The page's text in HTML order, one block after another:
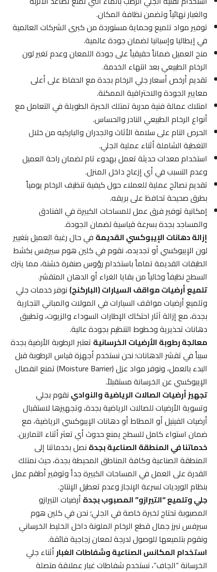
والغبار نهائياً وتضمن نظافة المكان.
توفير مواد تلميع وحماية مستوردة من كبرى الشركات العالمية
في إيطاليا وإسبانيا لضمان جودة عالمية.
منح العميل ضماناً حقيقياً على جودة اللمعان وعدم تغير لون
الرخام الطبيعي بعد انتهاء الخدمة.
تقديم أرخص أسعار جلي الرخام بجدة مع الحفاظ على أعلى
معايير الجودة والاحترافية الممكنة.
امتلاك عمالة فنية مدربة تمتلك الخبرة الطويلة في التعامل مع
أنواع الرخام الطبيعي النادر والحساس.
الحرص التام على سلامة الأثاث والجدران والباركيه من خلال
التغطية الشاملة أثناء عملية الجلي.
استخدام معدات حديثة تعمل بهدوء تام لضمان راحة العميل
وعدم التسبب في أي إزعاج داخل المنزل.
تقديم نصائح عملية للعملاء حول كيفية تنظيف الرخام يومياً
بطرق صحيحة تحافظ على بريقه.
إمكانية توفير فرق عمل للمساحات الكبيرة في الفنادق
والمساجد بجدة بسرعة قياسية لضمان الجودة.
إزالة دهانات الإيبوكسي القديمةفي حال رغبة العميل بتغيير
لون الإيبوكسي أو تجديده، نقوم في كلين هوم سيرفس بكشط
الطبقات القديمة تماماً باستخدام رؤوس صنفرة خشنة، مما يترك
السطح نظيفاً وخالياً من بقايا الغراء أو الدهان المتقشر.
تلميع أرضيات مواقف السيارات (الباركنج)نوفر خدمات جلي
وتلميع أرضيات مواقف السيارات في المولات والمباني التجارية
بجدة، مع إزالة آثار احتكاك الإطارات السوداء والزيوت، وتطبيق
دهانات تحذيرية وخطوط التنظيم بجودة عالية.
معالجة رطوبة الأرضيات الخرسانيةتعتبر الرطوبة الأرضية بجدة
سبباً في تقشر الدهانات؛ نحن نستخدم أجهزة قياس الرطوبة قبل
البدء بالعمل، ونوفر مواد عزل (Moisture Barrier) تمنع انفصال
الإيبوكسي عن الخرسانة مستقبلاً.
تجهيز أرضيات الصالات الرياضية والنوادينقوم بجلي
وتسوية الأرضيات للصالات الرياضية بجدة، وتجهيزها لاستقبال
أرضيات الفينيل أو المطاط أو دهانات الإيبوكسي الرياضية، مع
ضمان استواء كامل للسطح يمنع حدوث أي تعثر أثناء التمارين.
خدماتنا في المنطقة الصناعية بجدةنصل بخدماتنا إلى
المنطقة الصناعية وكافة المناطق المحيطة بجدة، حيث نمتلك
القدرة على العمل في المساحات الكبيرة جداً وتوفير أطقم عمل
بنظام الورديات لسرعة الإنجاز وعدم تعطيل الإنتاج.
جلي وتلميع “التيرازو” المصبوب بجدةأرضيات التيرازو
المصبوبة تحتاج لخبرة خاصة في الجلي؛ نحن في كلين هوم
سيرفس نبرز جمال قطع الرخام الملونة داخل الخليط الخرساني
ونقوم بتلميعها للوصول لدرجة لمعان زجاجية فائقة.
استخدام المكانس الصناعية وشفاطات الغبارأثناء جلي
الخرسانة “الجاف”، نستخدم شفاطات غبار عملاقة متصلة